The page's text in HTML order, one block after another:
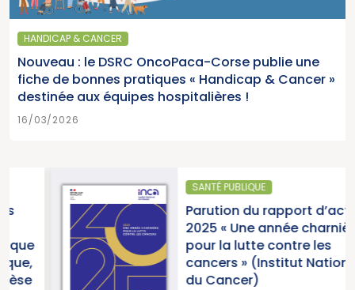
HANDICAP & CANCER
Nouveau : le DSRC OncoPaca-Corse publie une
fiche de bonnes pratiques « Handicap & Cancer »
destinée aux équipes hospitalières !
16/03/2026
SANTÉ PUBLIQUE
Parution du rapport d’activité
2025 « Une année charnière
pour la lutte contre les
cancers » (Institut National
du Cancer)